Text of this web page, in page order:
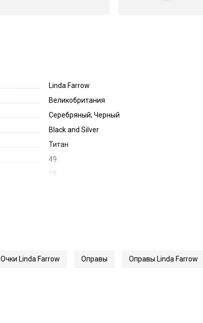
Linda Farrow
Великобритания
Серебряный; Черный
Black and Silver
Титан
49
18
Очки Linda Farrow Оправы Оправы Linda Farrow